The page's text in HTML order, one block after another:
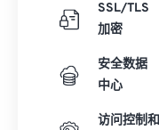
SSL/TLS
加密
安全数据
中心
访问控制和